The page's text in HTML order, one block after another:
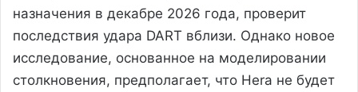
назначения в декабре 2026 года, проверит
последствия удара DART вблизи. Однако новое
исследование, основанное на моделировании
столкновения, предполагает, что Hera не будет